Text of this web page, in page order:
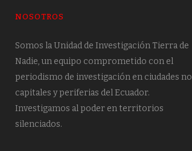
NOSOTROS
Somos la Unidad de Investigación Tierra de
Nadie, un equipo comprometido con el
periodismo de investigación en ciudades no
capitales y periferias del Ecuador.
Investigamos al poder en territorios
silenciados.